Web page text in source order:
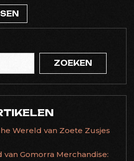
ZOEKEN
Wereld van Zoete Zusjes
Gomorra Merchandise: